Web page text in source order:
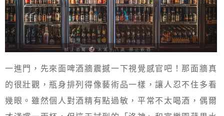
一進門，先來面啤酒牆震撼一下視覺感官吧！那面牆真
的很壯觀，瓶身排列得像藝術品一樣，讓人忍不住多看
幾眼。雖然個人對酒精有點過敏，平常不太喝酒，偶爾